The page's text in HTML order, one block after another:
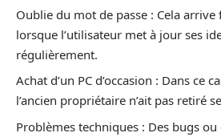
Oublie du mot de passe : Cela
lorsque l’utilisateur met à jour ses
régulièrement.
Achat d’un PC d’occasion : Dans ce
l’ancien propriétaire n’ait pas retiré
Problèmes techniques : Des bugs